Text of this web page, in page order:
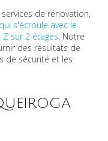
de rénovation,
s'écroule avec le
sur 2 étages . Notre
des résultats de
de sécurité et les